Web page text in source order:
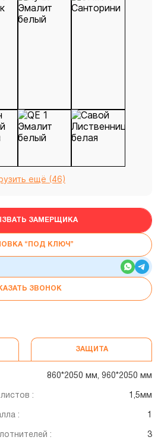
ещё (46)
ЗАМЕРЩИКА
“ПОД КЛЮЧ”
ЗВОНОК
ЗАЩИТА
860*2050 мм, 960*2050 мм
: 1,5мм
: 1
: 3